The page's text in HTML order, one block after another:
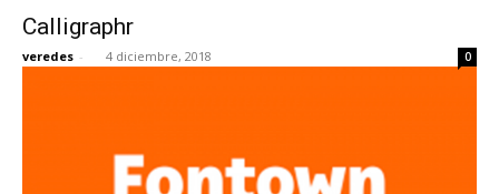
Calligraphr
veredes - 4 diciembre, 2018 0